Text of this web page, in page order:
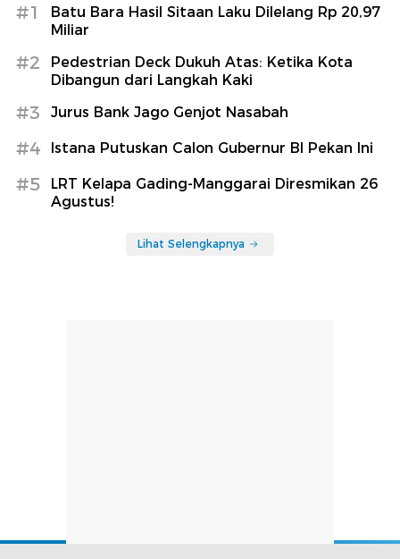
#1
Batu Bara Hasil Sitaan Laku Dilelang Rp 20,97
Miliar
#2
Pedestrian Deck Dukuh Atas: Ketika Kota
Dibangun dari Langkah Kaki
#3 Jurus Bank Jago Genjot Nasabah
#4 Istana Putuskan Calon Gubernur BI Pekan Ini
#5
LRT Kelapa Gading-Manggarai Diresmikan 26
Agustus!
Lihat Selengkapnya